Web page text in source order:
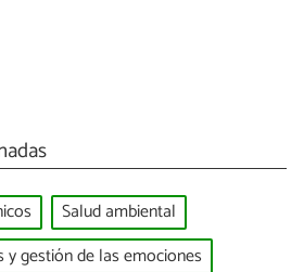
Salud ambiental
y gestión de las emociones